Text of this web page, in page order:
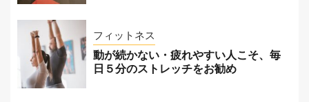
フィットネス
動が続かない・疲れやすい人こそ、毎
日５分のストレッチをお勧め